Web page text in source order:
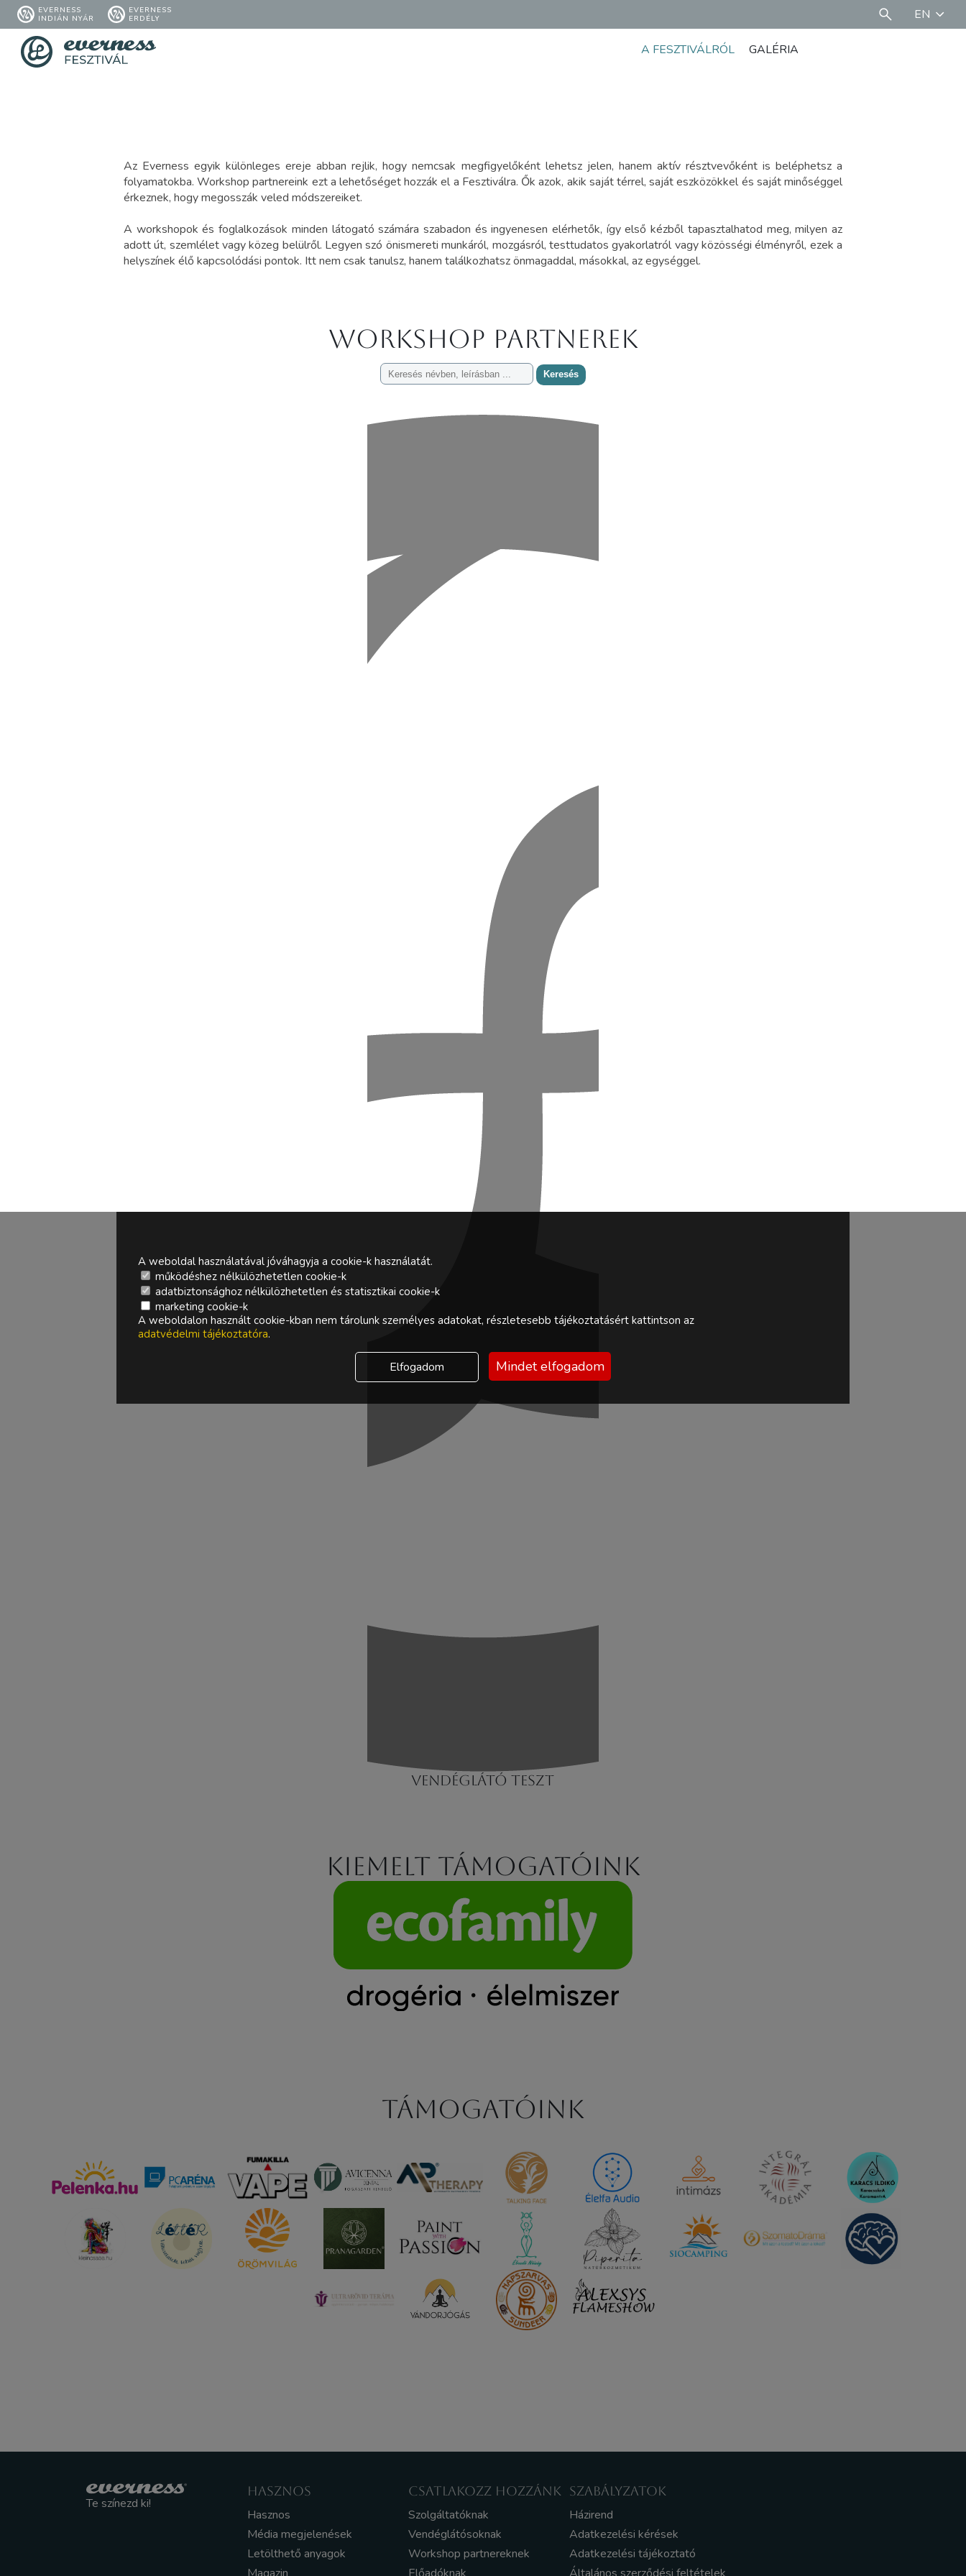
EVERNESS
INDIÁN NYÁR
EVERNESS
ERDÉLY
EN
A FESZTIVÁLRÓL GALÉRIA
Az Everness egyik különleges ereje abban rejlik, hogy nemcsak megfigyelőként lehetsz jelen, hanem aktív résztvevőként is beléphetsz a
folyamatokba. Workshop partnereink ezt a lehetőséget hozzák el a Fesztiválra. Ők azok, akik saját térrel, saját eszközökkel és saját minőséggel
érkeznek, hogy megosszák veled módszereiket.
A workshopok és foglalkozások minden látogató számára szabadon és ingyenesen elérhetők, így első kézből tapasztalhatod meg, milyen az
adott út, szemlélet vagy közeg belülről. Legyen szó önismereti munkáról, mozgásról, testtudatos gyakorlatról vagy közösségi élményről, ezek a
helyszínek élő kapcsolódási pontok. Itt nem csak tanulsz, hanem találkozhatsz önmagaddal, másokkal, az egységgel.
Workshop partnerek
Keresés
VENDÉGLÁTÓ TESZT
Kiemelt támogatóink
Támogatóink
Te színezd ki!
HASZNOS
Hasznos
Média megjelenések
Letölthető anyagok
CSATLAKOZZ HOZZÁNK
Szolgáltatóknak
Vendéglátósoknak
Workshop partnereknek
SZABÁLYZATOK
Házirend
Adatkezelési kérések
Adatkezelési tájékoztató
A weboldal használatával jóváhagyja a cookie-k használatát.
működéshez nélkülözhetetlen cookie-k
adatbiztonsághoz nélkülözhetetlen és statisztikai cookie-k
marketing cookie-k
A weboldalon használt cookie-kban nem tárolunk személyes adatokat, részletesebb tájékoztatásért kattintson az
adatvédelmi tájékoztatóra.
Elfogadom Mindet elfogadom